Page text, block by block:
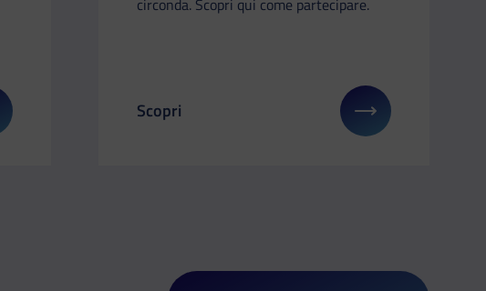
su: Servizio Civile 2025: 62.549 posti disponibili
circonda. Scopri qui come partecipare.
Il link ti porterà ad avere maggiori dettagli su: I
Scopri